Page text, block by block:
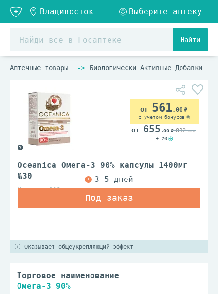
Найти
Аптечные товары Биологически Активные Добавки
Oceanica Омега-3 90% капсулы 1400мг
№30
Миррола ООО
561.00
с учетом бонусов
655 .00 812.00
+ 20
Оказывает общеукрепляющий эффект
Торговое наименование
Омега-3 90%